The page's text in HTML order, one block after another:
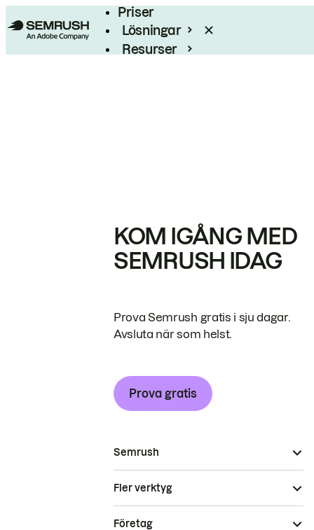
Priser
Lösningar
Resurser
KOM IGÅNG MED
SEMRUSH IDAG
Prova Semrush gratis i sju dagar.
Avsluta när som helst.
Prova gratis
Semrush
Fler verktyg
Företag